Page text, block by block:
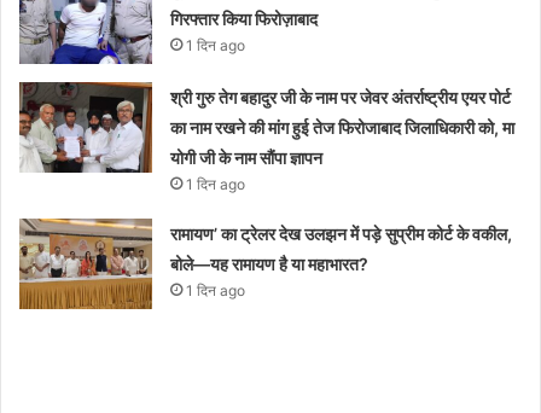
गिरफ्तार किया फिरोज़ाबाद
1 दिन ago
श्री गुरु तेग बहादुर जी के नाम पर जेवर अंतर्राष्ट्रीय एयर पोर्ट
का नाम रखने की मांग हुई तेज फिरोजाबाद जिलाधिकारी को, मा
योगी जी के नाम सौंपा ज्ञापन
1 दिन ago
रामायण’ का ट्रेलर देख उलझन में पड़े सुप्रीम कोर्ट के वकील,
बोले—यह रामायण है या महाभारत?
1 दिन ago